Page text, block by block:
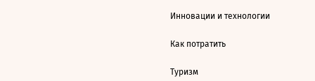
Инновации и технологии
Как потратить
Туризм